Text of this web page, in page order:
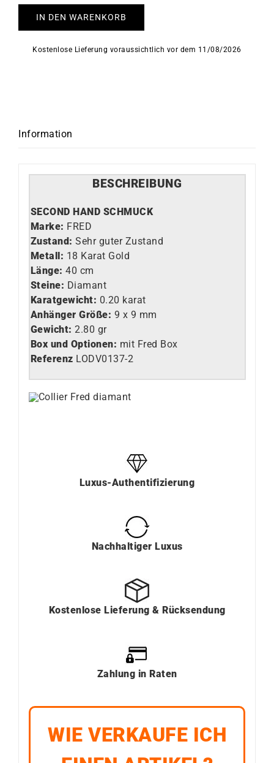
IN DEN WARENKORB
Kostenlose Lieferung voraussichtlich vor dem 11/08/2026
Information
BESCHREIBUNG
SECOND HAND SCHMUCK
Marke: FRED
Zustand: Sehr guter Zustand
Metall: 18 Karat Gold
Länge: 40 cm
Steine: Diamant
Karatgewicht: 0.20 karat
Anhänger Größe: 9 x 9 mm
Gewicht: 2.80 gr
Box und Optionen: mit Fred Box
Referenz LODV0137-2
Luxus-Authentifizierung
Nachhaltiger Luxus
Kostenlose Lieferung & Rücksendung
Zahlung in Raten
WIE VERKAUFE ICH